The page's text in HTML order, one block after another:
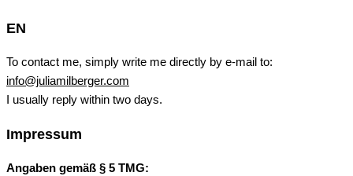
EN
To contact me, simply write me directly by e-mail to:
info@juliamilberger.com
I usually reply within two days.
Impressum
Angaben gemäß § 5 TMG: